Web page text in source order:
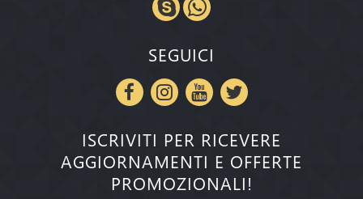
SEGUICI
ISCRIVITI PER RICEVERE
AGGIORNAMENTI E OFFERTE
PROMOZIONALI!